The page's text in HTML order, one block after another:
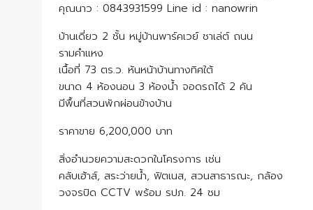
คุณนาว : 0843931599 Line id : nanowrin
บ้านเดี่ยว 2 ชั้น หมู่บ้านพาร์คเวย์ ชาเล่ต์ ถนน
รามคำแหง
เนื้อที่ 73 ตร.ว. หันหน้าบ้านทางทิศใต้
ขนาด 4 ห้องนอน 3 ห้องน้ำ จอดรถได้ 2 คัน
มีพื้นที่สวนพักผ่อนข้างบ้าน
ราคาขาย 6,200,000 บาท
สิ่งอำนวยความสะดวกในโครงการ เช่น
คลับเฮ้าส์, สระว่ายน้ำ, ฟิตเนส, สวนสาธารณะ, กล้อง
วงจรปิด CCTV พร้อม รปภ. 24 ชม